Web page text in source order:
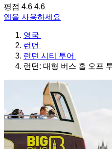
평점 4.6 4.6
앱을 사용하세요
영국
런던
런던 시티 투어
런던: 대형 버스 홉 오프